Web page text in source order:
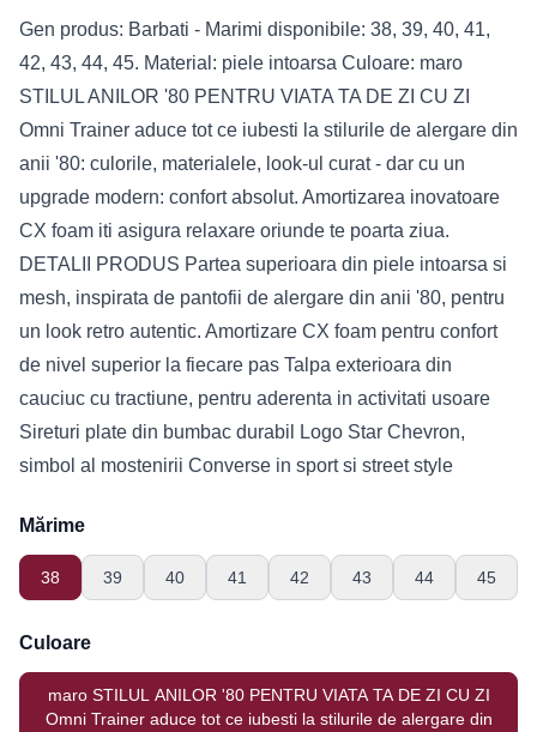
Gen produs: Barbati - Marimi disponibile: 38, 39, 40, 41,
42, 43, 44, 45. Material: piele intoarsa Culoare: maro
STILUL ANILOR '80 PENTRU VIATA TA DE ZI CU ZI
Omni Trainer aduce tot ce iubesti la stilurile de alergare din
anii '80: culorile, materialele, look-ul curat - dar cu un
upgrade modern: confort absolut. Amortizarea inovatoare
CX foam iti asigura relaxare oriunde te poarta ziua.
DETALII PRODUS Partea superioara din piele intoarsa si
mesh, inspirata de pantofii de alergare din anii '80, pentru
un look retro autentic. Amortizare CX foam pentru confort
de nivel superior la fiecare pas Talpa exterioara din
cauciuc cu tractiune, pentru aderenta in activitati usoare
Sireturi plate din bumbac durabil Logo Star Chevron,
simbol al mostenirii Converse in sport si street style
Mărime
38 39 40 41 42 43 44 45
Culoare
maro STILUL ANILOR '80 PENTRU VIATA TA DE ZI CU ZI
Omni Trainer aduce tot ce iubesti la stilurile de alergare din